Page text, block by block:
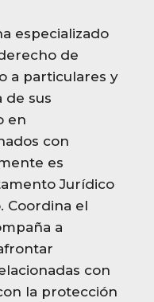
especializado
de
a particulares y
de sus
en
con
es
Jurídico
Coordina el
a
con
la protección